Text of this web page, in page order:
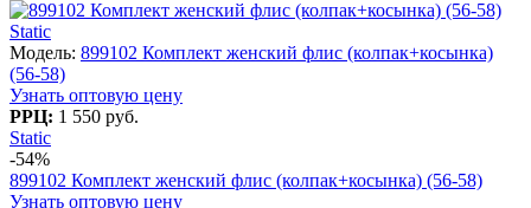
Static
Модель: 899102 Комплект женский флис (колпак+косынка)
(56-58)
Узнать оптовую цену
РРЦ: 1 550 руб.
Static
-54%
899102 Комплект женский флис (колпак+косынка) (56-58)
Узнать оптовую цену